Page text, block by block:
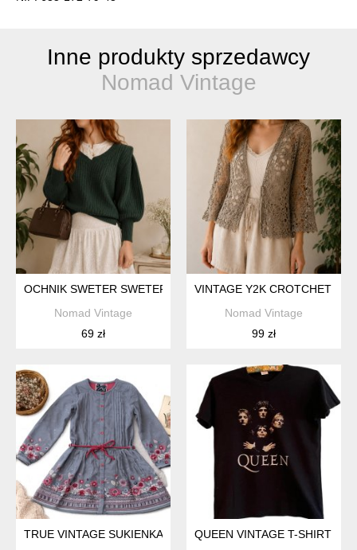
Inne produkty sprzedawcy
Nomad Vintage
OCHNIK SWETER SWETEREK V NECK BUTELKOWA ZIELEŃ
Nomad Vintage
69 zł
VINTAGE Y2K CROTCHET
Nomad Vintage
99 zł
TRUE VINTAGE SUKIENKA KANZ GIRL 128 CM | BAWEŁNIANA
QUEEN VINTAGE T-SHIRT